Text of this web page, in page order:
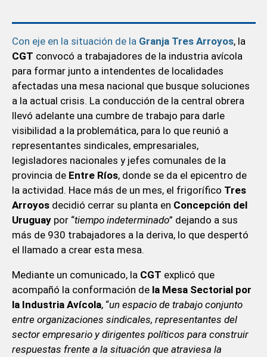
Con eje en la situación de la Granja Tres Arroyos, la
CGT convocó a trabajadores de la industria avícola
para formar junto a intendentes de localidades
afectadas una mesa nacional que busque soluciones
a la actual crisis. La conducción de la central obrera
llevó adelante una cumbre de trabajo para darle
visibilidad a la problemática, para lo que reunió a
representantes sindicales, empresariales,
legisladores nacionales y jefes comunales de la
provincia de Entre Ríos, donde se da el epicentro de
la actividad. Hace más de un mes, el frigorífico Tres
Arroyosdecidió cerrar su planta en Concepción del
Uruguaypor “tiempo indeterminado” dejando a sus
más de 930 trabajadores a la deriva, lo que despertó
el llamado a crear esta mesa.
Mediante un comunicado, la CGT explicó que
acompañó la conformación de la Mesa Sectorial por
la Industria Avícola, “un espacio de trabajo conjunto
entre organizaciones sindicales, representantes del
sector empresario y dirigentes políticos para construir
respuestas frente a la situación que atraviesa la